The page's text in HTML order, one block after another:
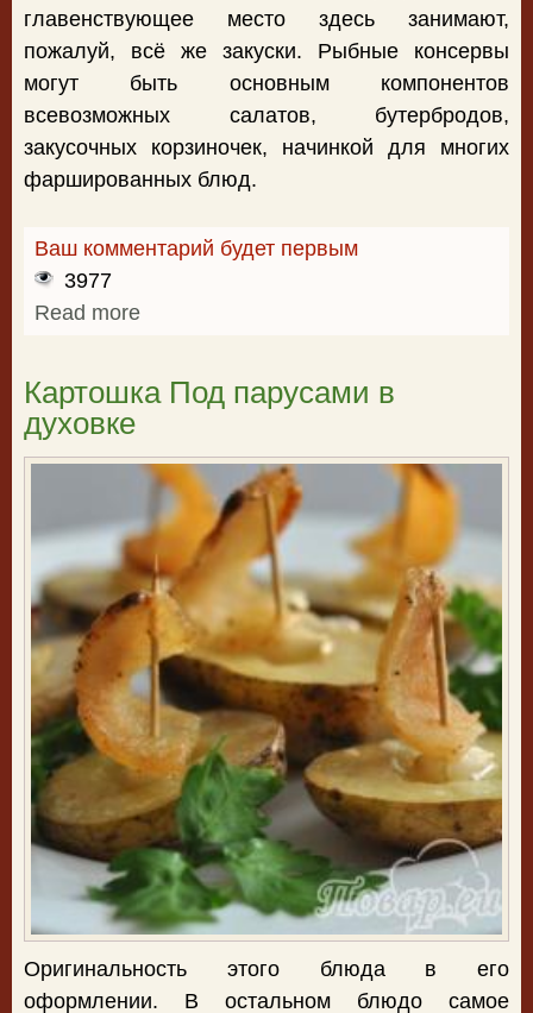
главенствующее место здесь занимают,
пожалуй, всё же закуски. Рыбные консервы
могут быть основным компонентов
всевозможных салатов, бутербродов,
закусочных корзиночек, начинкой для многих
фаршированных блюд.
Ваш комментарий будет первым
3977
Read more
Картошка Под парусами в
духовке
Оригинальность этого блюда в его
оформлении. В остальном блюдо самое